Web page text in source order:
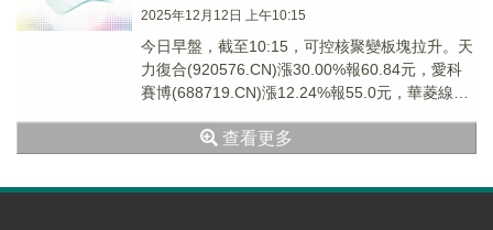
2025年12月12日 上午10:15
今日早盤，截至10:15，可控核聚變板塊拉升。天
力復合(920576.CN)漲30.00%報60.84元，愛科
賽博(688719.CN)漲12.24%報55.0元，華菱線纜
查看更多